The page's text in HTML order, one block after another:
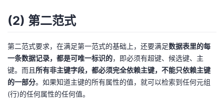
(2) 第二范式
第二范式要求，在满足第一范式的基础上，还要满足数据表里的每
一条数据记录，都是可唯一标识的，即必须有超键、候选键、主
键。而且所有非主键字段，都必须完全依赖主键，不能只依赖主键
的一部分。如果知道主键的所有属性的值，就可以检索到任何元组
(行)的任何属性的任何值。